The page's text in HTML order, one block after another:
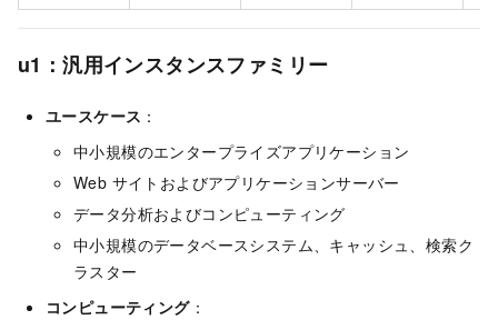
u1：汎用インスタンスファミリー
ユースケース ：
中小規模のエンタープライズアプリケーション
Web サイトおよびアプリケーションサーバー
データ分析およびコンピューティング
中小規模のデータベースシステム、キャッシュ、検索ク
ラスター
コンピューティング：